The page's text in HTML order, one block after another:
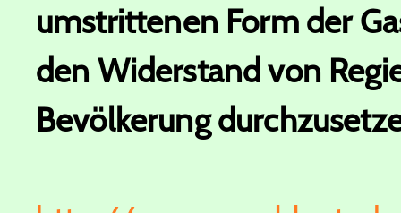
umstrittenen Form der
den Widerstand von
Bevölkerung